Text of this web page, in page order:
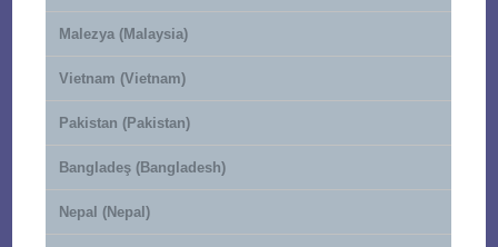
Malezya (Malaysia)
Vietnam (Vietnam)
Pakistan (Pakistan)
Bangladeş (Bangladesh)
Nepal (Nepal)